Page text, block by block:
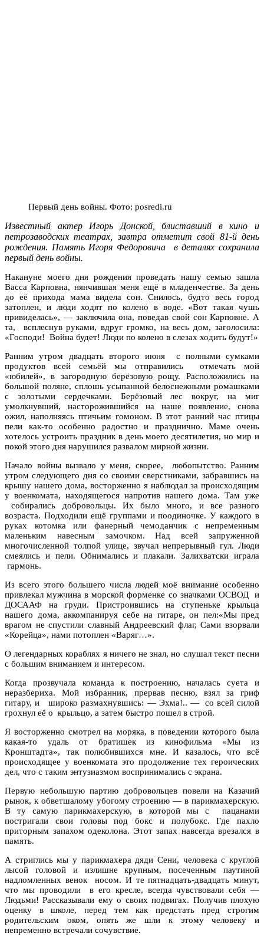
Первый день войны. Фото: posredi.ru
Известный актер Игорь Донской, блиставший в кино и
петрозаводских театрах, завтра отметит свой 81-й день
рождения. Память Игоря Федоровича в деталях сохранила
первый день войны.
Накануне моего дня рождения проведать нашу семью зашла
Васса Карповна, нянчившая меня ещё в младенчестве. За день
до её прихода мама видела сон. Снилось, будто весь город
затоплен, и люди ходят по колено в воде. «Вот такая чушь
привиделась», — заключила она, поведав свой сон Карповне. А
та, всплеснув руками, вдруг громко, на весь дом, заголосила:
«Господи! Война будет! Люди по колено в слезах ходить будут!»
Ранним утром двадцать второго июня с полными сумками
продуктов всей семьёй мы отправились отмечать мой
«юбилей», в загородную берёзовую рощу. Расположились на
большой поляне, сплошь усыпанной белоснежными ромашками
с золотыми сердечками. Берёзовый лес вокруг, на миг
умолкнувший, насторожившийся на наше появление, снова
ожил, наполняясь птичьим гомоном. В этот ранний час птицы
пели как-то особенно радостно и празднично. Маме очень
хотелось устроить праздник в день моего десятилетия, но мир и
покой этого дня нарушился развалом мирной жизни.
Начало войны вызвало у меня, скорее, любопытство. Ранним
утром следующего дня со своими сверстниками, забравшись на
крышу нашего дома, восторженно я наблюдал за происходящим
у военкомата, находящегося напротив нашего дома. Там уже
собирались добровольцы. Их было много, и все разного
возраста. Подходили ещё группами и поодиночке. У каждого в
руках котомка или фанерный чемоданчик с непременным
маленьким навесным замочком. Над всей запруженной
многочисленной толпой улице, звучал непрерывный гул. Люди
смеялись и пели. Обнимались и плакали. Залихватски играла
гармонь.
Из всего этого большего числа людей моё внимание особенно
привлекал мужчина в морской форменке со значками ОСВОД и
ДОСААФ на груди. Пристроившись на ступеньке крыльца
нашего дома, аккомпанируя себе на гитаре, он пел:«Мы пред
врагом не спустили славный Андреевский флаг, Сами взорвали
«Корейца», нами потоплен «Варяг…».
О легендарных кораблях я ничего не знал, но слушал текст песни
с большим вниманием и интересом.
Когда прозвучала команда к построению, началась суета и
неразбериха. Мой избранник, прервав песню, взял за гриф
гитару, и широко размахнувшись: — Эхма!.. — со всей силой
грохнул её о крыльцо, а затем быстро пошел в строй.
Я восторженно смотрел на моряка, в поведении которого была
какая-то удаль от братишек из кинофильма «Мы из
Кронштадта», так полюбившихся мне. И казалось, что всё
происходящее у военкомата это продолжение тех героических
дел, что с таким энтузиазмом воспринимались с экрана.
Первую небольшую партию добровольцев повели на Казачий
рынок, к обветшалому убогому строению — в парикмахерскую.
В ту самую парикмахерскую, в которой мы с пацанами
постригали свои головы под бокс и полубокс. Где пахло
приторным запахом одеколона. Этот запах навсегда врезался в
память.
А стриглись мы у парикмахера дяди Сени, человека с круглой
лысой головой и излишне крупным, посеченным паутиной
надломленных венок носом. И те пятнадцать-двадцать минут,
что мы проводили в его кресле, всегда чувствовали себя —
Людьми! Рассказывали ему о своих подвигах. Получив плохую
оценку в школе, перед тем как предстать пред строгим
родительским оком, опять же шли к этому человеку и
непременно встречали сочувствие.